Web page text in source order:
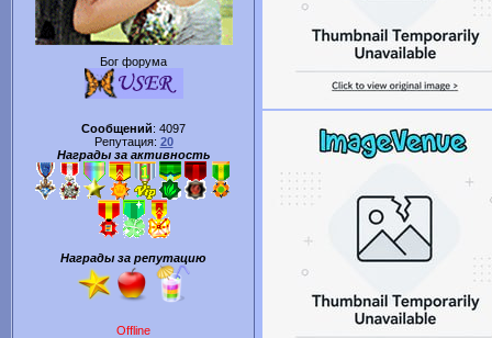
Бог форума
Сообщений: 4097
Репутация: 20
Награды за активность
Награды за репутацию
Offline